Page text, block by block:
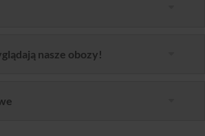
nasze obozy!